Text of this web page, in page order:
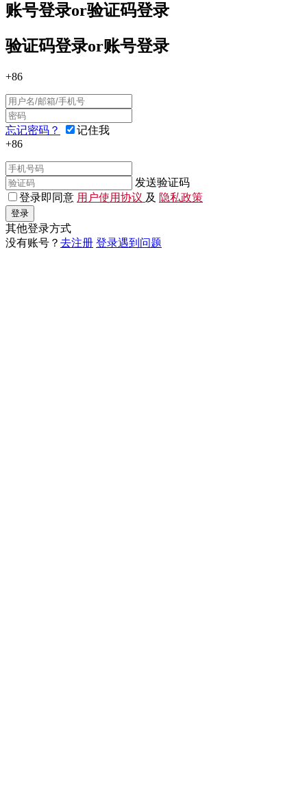
账号登录or验证码登录
验证码登录or账号登录
+86
忘记密码？
记住我
+86
发送验证码
登录即同意 用户使用协议 及 隐私政策
登录
其他登录方式
没有账号？ 去注册 登录遇到问题